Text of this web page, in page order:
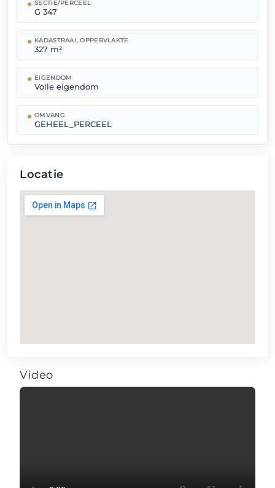
SECTIE/PERCEEL
G 347
KADASTRAAL OPPERVLAKTE
327 m²
EIGENDOM
Volle eigendom
OMVANG
GEHEEL_PERCEEL
Locatie
Video